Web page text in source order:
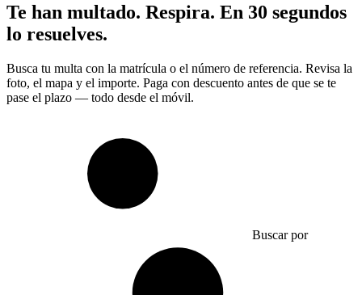
Te han multado. Respira. En 30 segundos
lo resuelves.
Busca tu multa con la matrícula o el número de referencia. Revisa la
foto, el mapa y el importe. Paga con descuento antes de que se te
pase el plazo — todo desde el móvil.
Buscar por